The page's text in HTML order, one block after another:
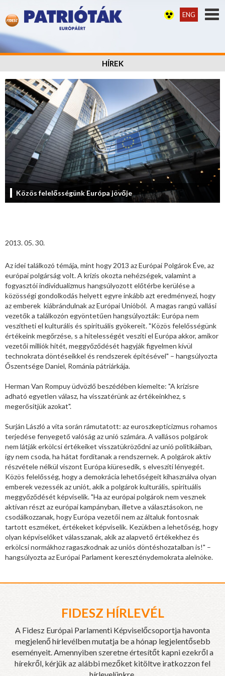
ENG
HÍREK
Közös felelősségünk Európa jövője
2013. 05. 30.
Az idei találkozó témája, mint hogy 2013 az Európai Polgárok Éve, az
európai polgárság volt. A krízis okozta nehézségek, valamint a
fogyasztói individualizmus hangsúlyozott előtérbe kerülése a
közösségi gondolkodás helyett egyre inkább azt eredményezi, hogy
az emberek kiábrándulnak az Európai Unióból. A magas rangú vallási
vezetők a találkozón egyöntetűen hangsúlyozták: Európa nem
veszítheti el kulturális és spirituális gyökereit. "Közös felelősségünk
értékeink megőrzése, s a hitelességét veszíti el Európa akkor, amikor
vezetői milliók hitét, meggyőződését hagyják figyelmen kívül
technokrata döntéseikkel és rendszerek építésével" – hangsúlyozta
Őszentsége Daniel, Románia pátriárkája.
Herman Van Rompuy üdvözlő beszédében kiemelte: "A krízisre
adható egyetlen válasz, ha visszatérünk az értékeinkhez, s
megerősítjük azokat".
Surján László a vita során rámutatott: az euroszkepticizmus rohamos
terjedése fenyegető valóság az unió számára. A vallásos polgárok
nem látják erkölcsi értékeiket visszatükröződni az unió politikáiban,
így nem csoda, ha hátat fordítanak a rendszernek. A polgárok aktív
részvétele nélkül viszont Európa kiüresedik, s elveszíti lényegét.
Közös felelősség, hogy a demokrácia lehetőségeit kihasználva olyan
emberek vezessék az uniót, akik a polgárok kulturális, spirituális
meggyőződését képviselik. "Ha az európai polgárok nem vesznek
aktívan részt az európai kampányban, illetve a választásokon, ne
csodálkozzanak, hogy Európa vezetői nem az általuk fontosnak
tartott eszméket, értékeket képviselik. Kezükben a lehetőség, hogy
olyan képviselőket válasszanak, akik az alapvető értékekhez és
erkölcsi normákhoz ragaszkodnak az uniós döntéshozatalban is!" –
hangsúlyozta az Európai Parlament kereszténydemokrata alelnöke.
FIDESZ HÍRLEVÉL
A Fidesz Európai Parlamenti Képviselőcsoportja havonta
megjelenő hírlevélben mutatja be a hónap legjelentősebb
eseményeit. Amennyiben szeretne értesítőt kapni ezekről a
hírekről, kérjük az alábbi mezőket kitöltve iratkozzon fel